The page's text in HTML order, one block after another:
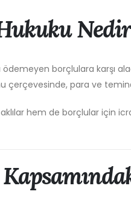
borçlulara karşı
çerçevesinde, para ve
hem de borçlular için